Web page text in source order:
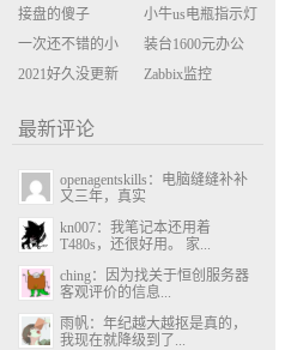
决策变成配置清
单比价
环境
Model Y 2万公里
使用体验
接盘的傻子
小牛us电瓶指示灯
闪三次不上电
一次还不错的小
米售后体验
装台1600元办公
主机
2021好久没更新
Zabbix监控
最新评论
openagentskills：电脑缝缝补补
又三年，真实
kn007：我笔记本还用着
T480s，还很好用。 家...
ching：因为找关于恒创服务器
客观评价的信息...
雨帆：年纪越大越抠是真的，
我现在就降级到了...